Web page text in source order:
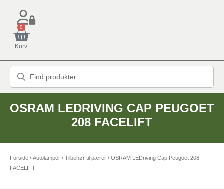
0
Kurv
OSRAM LEDRIVING CAP PEUGOET
208 FACELIFT
Forside / Autolamper / Tilbehør til pærer / OSRAM LEDriving Cap Peugoet 208
FACELIFT